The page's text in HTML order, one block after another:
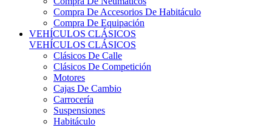
Compra De Equipación
VEHÍCULOS CLÁSICOS
VEHÍCULOS CLÁSICOS
Clásicos De Calle
Clásicos De Competición
Motores
Cajas De Cambio
Carrocería
Suspensiones
Habitáculo
Llantas